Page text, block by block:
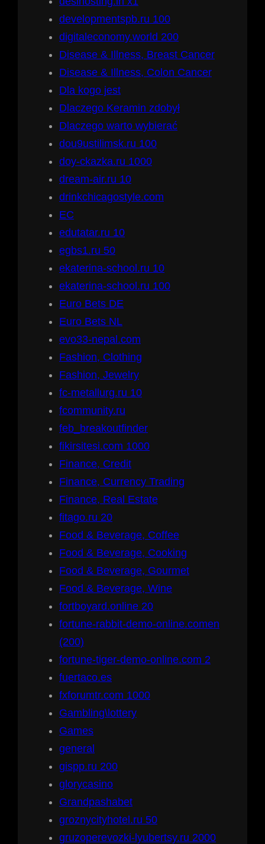
developmentspb.ru 100
digitaleconomy.world 200
Disease & Illness, Breast Cancer
Disease & Illness, Colon Cancer
Dla kogo jest
Dlaczego Keramin zdobył
Dlaczego warto wybierać
dou9ustilimsk.ru 100
doy-ckazka.ru 1000
dream-air.ru 10
drinkchicagostyle.com
EC
edutatar.ru 10
egbs1.ru 50
ekaterina-school.ru 10
ekaterina-school.ru 100
Euro Bets DE
Euro Bets NL
evo33-nepal.com
Fashion, Clothing
Fashion, Jewelry
fc-metallurg.ru 10
fcommunity.ru
feb_breakoutfinder
fikirsitesi.com 1000
Finance, Credit
Finance, Currency Trading
Finance, Real Estate
fitago.ru 20
Food & Beverage, Coffee
Food & Beverage, Cooking
Food & Beverage, Gourmet
Food & Beverage, Wine
fortboyard.online 20
fortune-rabbit-demo-online.comen
(200)
fortune-tiger-demo-online.com 2
fuertaco.es
fxforumtr.com 1000
Gambling\lottery
Games
general
gispp.ru 200
glorycasino
Grandpashabet
groznycityhotel.ru 50
gruzoperevozki-lyubertsy.ru 2000